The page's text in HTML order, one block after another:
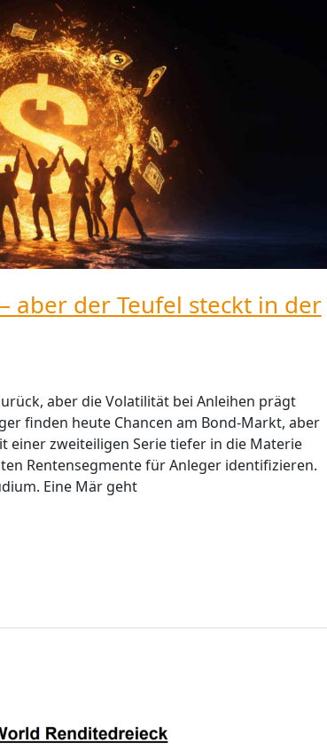
aber der Teufel steckt in der
aber die Volatilität bei Anleihen prägt
finden heute Chancen am Bond-Markt, aber
einer zweiteiligen Serie tiefer in die Materie
Rentensegmente für Anleger identifizieren.
Eine Mär geht